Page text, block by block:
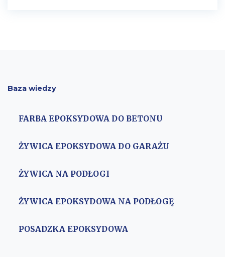
Baza wiedzy
FARBA EPOKSYDOWA DO BETONU
ŻYWICA EPOKSYDOWA DO GARAŻU
ŻYWICA NA PODŁOGI
ŻYWICA EPOKSYDOWA NA PODŁOGĘ
POSADZKA EPOKSYDOWA